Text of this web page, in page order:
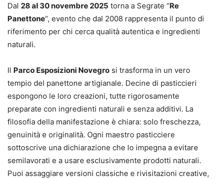
Dal 28 al 30 novembre 2025 torna a Segrate “Re
Panettone“, evento che dal 2008 rappresenta il punto di
riferimento per chi cerca qualità autentica e ingredienti
naturali.
Il Parco Esposizioni Novegro si trasforma in un vero
tempio del panettone artigianale. Decine di pasticcieri
espongono le loro creazioni, tutte rigorosamente
preparate con ingredienti naturali e senza additivi. La
filosofia della manifestazione è chiara: solo freschezza,
genuinità e originalità. Ogni maestro pasticciere
sottoscrive una dichiarazione che lo impegna a evitare
semilavorati e a usare esclusivamente prodotti naturali.
Puoi assaggiare versioni classiche e rivisitazioni creative,